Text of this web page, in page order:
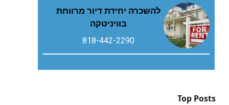
להשכרה יחידת דיור מרווחת
בוויניטקה
818-442-2290
Top Posts